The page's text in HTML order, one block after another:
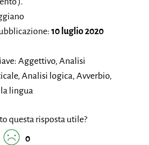
10 luglio 2020
Aggettivo, Analisi
Analisi logica, Avverbio,
lingua
questa risposta utile?
0